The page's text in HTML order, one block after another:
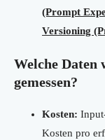
(Prompt
Versioning
Welche Daten
gemessen?
Kosten:
Kosten pro